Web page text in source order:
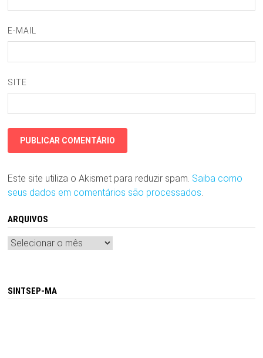
E-MAIL
SITE
Este site utiliza o Akismet para reduzir spam. Saiba como
seus dados em comentários são processados.
ARQUIVOS
Arquivos
SINTSEP-MA